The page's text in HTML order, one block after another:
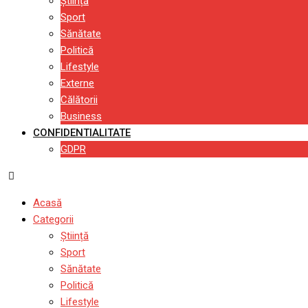
Sport
Sănătate
Politică
Lifestyle
Externe
Călătorii
Business
CONFIDENTIALITATE
GDPR
Acasă
Categorii
Știință
Sport
Sănătate
Politică
Lifestyle